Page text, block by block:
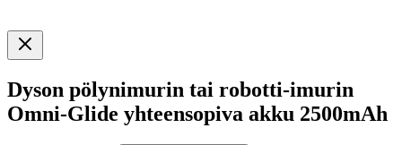
Dyson pölynimurin tai robotti-imurin
Omni-Glide yhteensopiva akku 2500mAh